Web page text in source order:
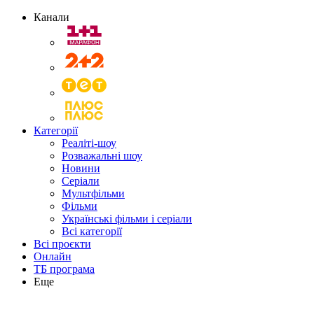
Канали
Категорії
Реаліті-шоу
Розважальні шоу
Новини
Серіали
Мультфільми
Фільми
Українські фільми і серіали
Всі категорії
Всі проєкти
Онлайн
ТБ програма
Еще